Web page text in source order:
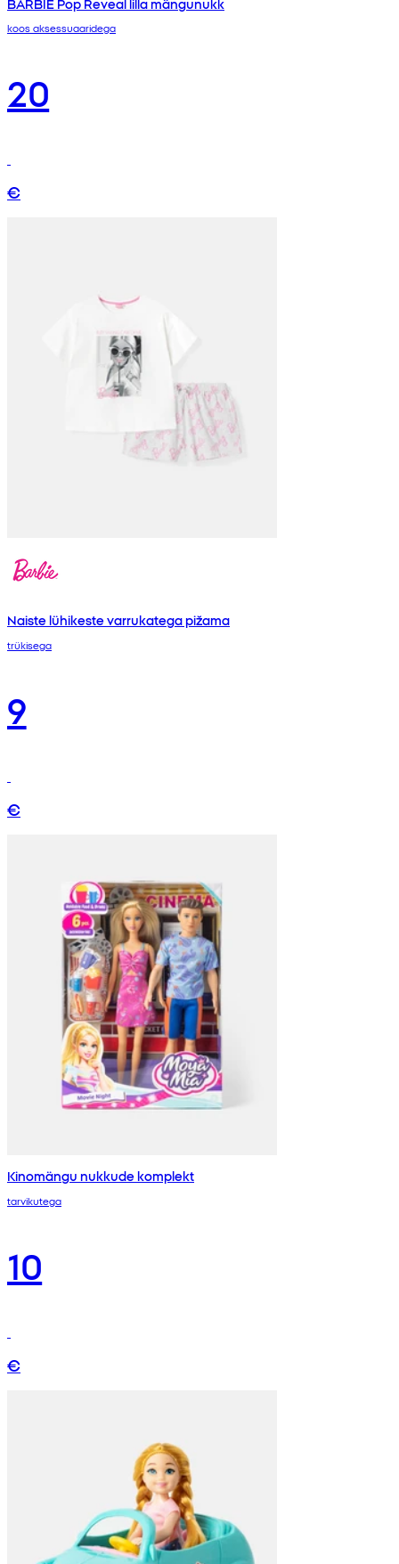
koos aksessuaaridega
20
€
Naiste lühikeste varrukatega pižama
trükisega
9
€
Kinomängu nukkude komplekt
tarvikutega
10
€